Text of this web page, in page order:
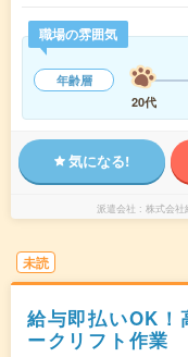
職場の雰囲気
年齢層
20代
気になる!
派遣会社 株式会社
未読
給与即払いOK！
ークリフト作業